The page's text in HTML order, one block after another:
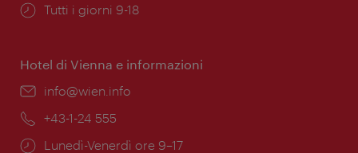
Orari
Tutti i giorni 9-18
Hotel di Vienna e informazioni
Email:
info@wien.info
Telefono:
+43-1-24 555
Orari
Lunedì-Venerdì ore 9–17